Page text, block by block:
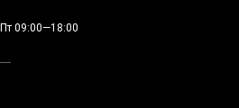
09:00—18:00